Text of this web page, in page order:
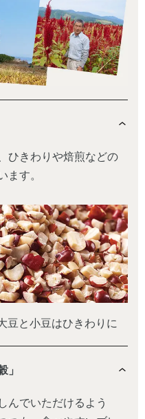
ひきわりや焙煎などの
す。
豆と小豆はひきわりに
んでいただけるよう